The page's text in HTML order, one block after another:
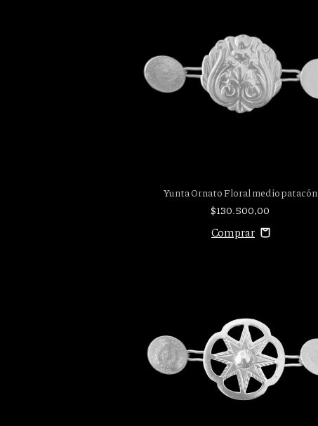
Yunta Ornato Floral medio patacón
$130.500,00